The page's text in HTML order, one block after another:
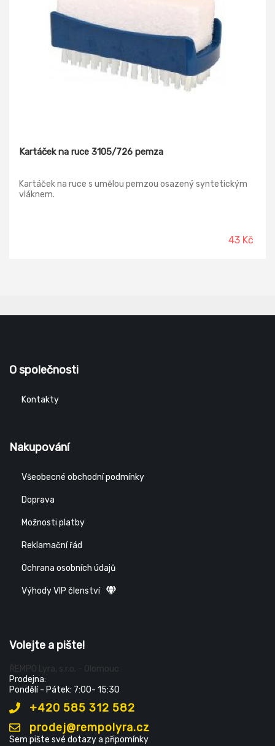
Kartáček na ruce 3105/726 pemza
Kartáček na ruce s umělou pemzou osazený syntetickým
vláknem.
43 Kč
O společnosti
Kontakty
Nakupování
Všeobecné obchodní podmínky
Doprava
Možnosti platby
Reklamační řád
Ochrana osobních údajů
Výhody VIP členství
Volejte a pište!
ŘEMPO Lyra, s.r.o. - Olomouc
Prodejna:
Pondělí - Pátek: 7:00- 15:30
+420 585 312 582
prodej@rempolyra.cz
Sem pište své dotazy a připomínky